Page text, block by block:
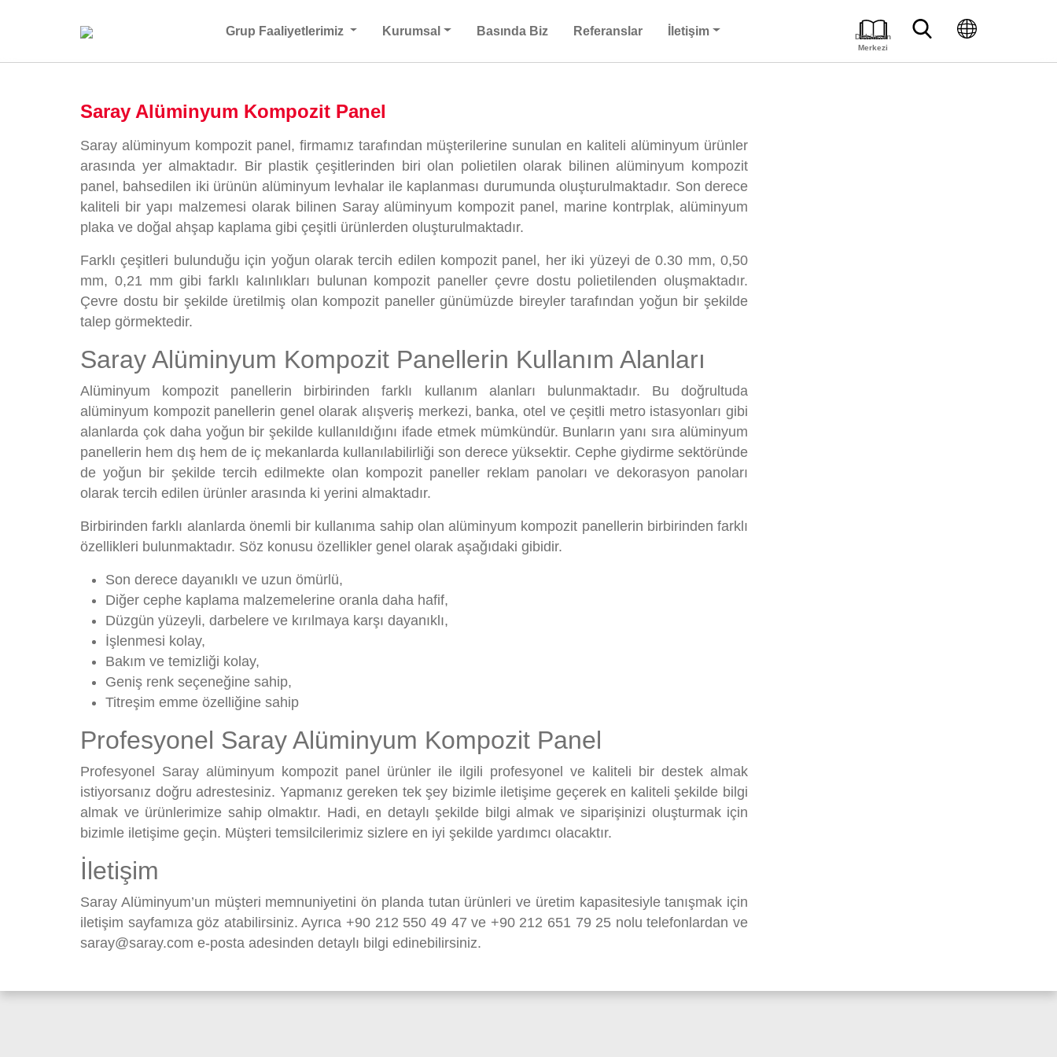
Grup Faaliyetlerimiz Kurumsal Basında Biz Referanslar İletişim
Doküman
Merkezi
Saray Alüminyum Kompozit Panel
Saray alüminyum kompozit panel, firmamız tarafından müşterilerine sunulan en kaliteli alüminyum ürünler
arasında yer almaktadır. Bir plastik çeşitlerinden biri olan polietilen olarak bilinen alüminyum kompozit
panel, bahsedilen iki ürünün alüminyum levhalar ile kaplanması durumunda oluşturulmaktadır. Son derece
kaliteli bir yapı malzemesi olarak bilinen Saray alüminyum kompozit panel, marine kontrplak, alüminyum
plaka ve doğal ahşap kaplama gibi çeşitli ürünlerden oluşturulmaktadır.
Farklı çeşitleri bulunduğu için yoğun olarak tercih edilen kompozit panel, her iki yüzeyi de 0.30 mm, 0,50
mm, 0,21 mm gibi farklı kalınlıkları bulunan kompozit paneller çevre dostu polietilenden oluşmaktadır.
Çevre dostu bir şekilde üretilmiş olan kompozit paneller günümüzde bireyler tarafından yoğun bir şekilde
talep görmektedir.
Saray Alüminyum Kompozit Panellerin Kullanım Alanları
Alüminyum kompozit panellerin birbirinden farklı kullanım alanları bulunmaktadır. Bu doğrultuda
alüminyum kompozit panellerin genel olarak alışveriş merkezi, banka, otel ve çeşitli metro istasyonları gibi
alanlarda çok daha yoğun bir şekilde kullanıldığını ifade etmek mümkündür. Bunların yanı sıra alüminyum
panellerin hem dış hem de iç mekanlarda kullanılabilirliği son derece yüksektir. Cephe giydirme sektöründe
de yoğun bir şekilde tercih edilmekte olan kompozit paneller reklam panoları ve dekorasyon panoları
olarak tercih edilen ürünler arasında ki yerini almaktadır.
Birbirinden farklı alanlarda önemli bir kullanıma sahip olan alüminyum kompozit panellerin birbirinden farklı
özellikleri bulunmaktadır. Söz konusu özellikler genel olarak aşağıdaki gibidir.
Son derece dayanıklı ve uzun ömürlü,
Diğer cephe kaplama malzemelerine oranla daha hafif,
Düzgün yüzeyli, darbelere ve kırılmaya karşı dayanıklı,
İşlenmesi kolay,
Bakım ve temizliği kolay,
Geniş renk seçeneğine sahip,
Titreşim emme özelliğine sahip
Profesyonel Saray Alüminyum Kompozit Panel
Profesyonel Saray alüminyum kompozit panel ürünler ile ilgili profesyonel ve kaliteli bir destek almak
istiyorsanız doğru adrestesiniz. Yapmanız gereken tek şey bizimle iletişime geçerek en kaliteli şekilde bilgi
almak ve ürünlerimize sahip olmaktır. Hadi, en detaylı şekilde bilgi almak ve siparişinizi oluşturmak için
bizimle iletişime geçin. Müşteri temsilcilerimiz sizlere en iyi şekilde yardımcı olacaktır.
İletişim
Saray Alüminyum’un müşteri memnuniyetini ön planda tutan ürünleri ve üretim kapasitesiyle tanışmak için
iletişim sayfamıza göz atabilirsiniz. Ayrıca +90 212 550 49 47 ve +90 212 651 79 25 nolu telefonlardan ve
saray@saray.com e-posta adesinden detaylı bilgi edinebilirsiniz.